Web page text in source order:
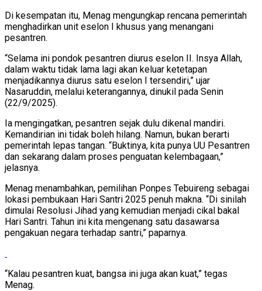
Di kesempatan itu, Menag mengungkap rencana pemerintah
menghadirkan unit eselon I khusus yang menangani
pesantren.
“Selama ini pondok pesantren diurus eselon II. Insya Allah,
dalam waktu tidak lama lagi akan keluar ketetapan
menjadikannya diurus satu eselon I tersendiri,” ujar
Nasaruddin, melalui keterangannya, dinukil pada Senin
(22/9/2025).
Ia mengingatkan, pesantren sejak dulu dikenal mandiri.
Kemandirian ini tidak boleh hilang. Namun, bukan berarti
pemerintah lepas tangan. “Buktinya, kita punya UU Pesantren
dan sekarang dalam proses penguatan kelembagaan,”
jelasnya.
Menag menambahkan, pemilihan Ponpes Tebuireng sebagai
lokasi pembukaan Hari Santri 2025 penuh makna. “Di sinilah
dimulai Resolusi Jihad yang kemudian menjadi cikal bakal
Hari Santri. Tahun ini kita mengenang satu dasawarsa
pengakuan negara terhadap santri,” paparnya.
“Kalau pesantren kuat, bangsa ini juga akan kuat,” tegas
Menag.